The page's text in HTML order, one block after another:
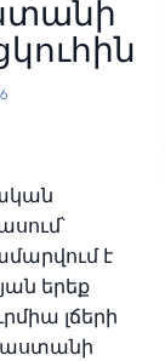
է
երեք
լճերի